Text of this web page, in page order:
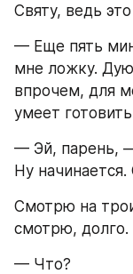
Святу, ведь
— Еще пять
мне ложку.
впрочем, для
умеет
— Эй, парень,
Ну
Смотрю на
смотрю, долго.
— Что?